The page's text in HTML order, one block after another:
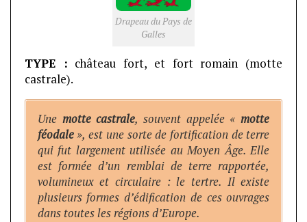
Drapeau du Pays de
Galles
TYPE : château fort, et fort romain (motte
castrale).
Une motte castrale, souvent appelée «motte
féodale», est une sorte de fortification de terre
qui fut largement utilisée au Moyen Âge. Elle
est formée d’un remblai de terre rapportée,
volumineux et circulaire : le tertre. Il existe
plusieurs formes d’édification de ces ouvrages
dans toutes les régions d’Europe.